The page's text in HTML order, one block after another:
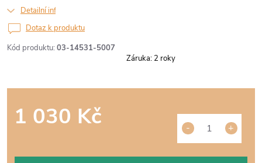
Kód produktu: 03-14531-5007
Detailní informace
1 030 Kč
Dotaz k produktu
Záruka: 2 roky